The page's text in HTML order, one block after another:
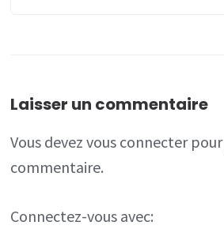
Laisser un commentaire
Vous devezvous connecterpour
commentaire.
Connectez-vous avec: